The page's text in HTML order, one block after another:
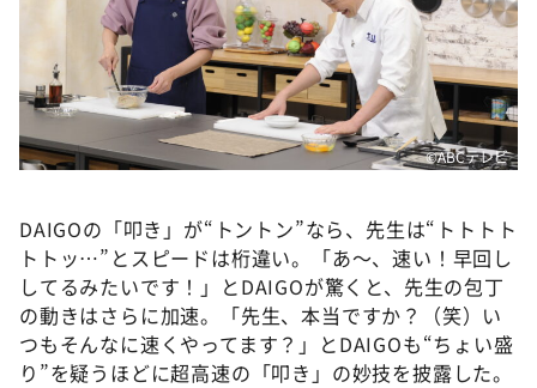
©ABCテレビ
DAIGOの「叩き」が“トントン”なら、先生は“トトトト
トトッ…”とスピードは桁違い。「あ〜、速い！早回し
してるみたいです！」とDAIGOが驚くと、先生の包丁
の動きはさらに加速。「先生、本当ですか？（笑）い
つもそんなに速くやってます？」とDAIGOも“ちょい盛
り”を疑うほどに超高速の「叩き」の妙技を披露した。